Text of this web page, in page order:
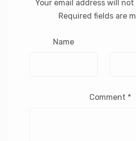
Your email address will not
Required fields are
Name
Comment *